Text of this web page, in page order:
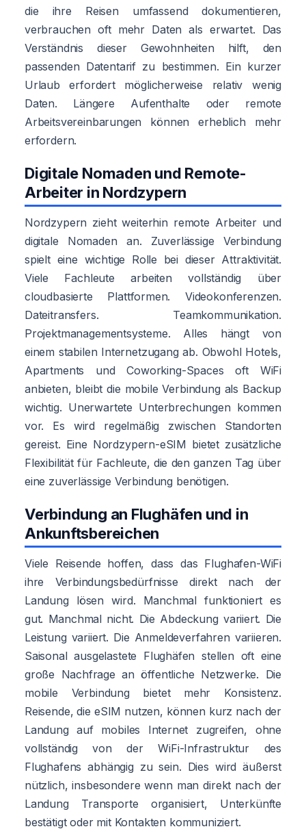
die ihre Reisen umfassend dokumentieren,
verbrauchen oft mehr Daten als erwartet. Das
Verständnis dieser Gewohnheiten hilft, den
passenden Datentarif zu bestimmen. Ein kurzer
Urlaub erfordert möglicherweise relativ wenig
Daten. Längere Aufenthalte oder remote
Arbeitsvereinbarungen können erheblich mehr
erfordern.
Digitale Nomaden und Remote-
Arbeiter in Nordzypern
Nordzypern zieht weiterhin remote Arbeiter und
digitale Nomaden an. Zuverlässige Verbindung
spielt eine wichtige Rolle bei dieser Attraktivität.
Viele Fachleute arbeiten vollständig über
cloudbasierte Plattformen. Videokonferenzen.
Dateitransfers. Teamkommunikation.
Projektmanagementsysteme. Alles hängt von
einem stabilen Internetzugang ab. Obwohl Hotels,
Apartments und Coworking-Spaces oft WiFi
anbieten, bleibt die mobile Verbindung als Backup
wichtig. Unerwartete Unterbrechungen kommen
vor. Es wird regelmäßig zwischen Standorten
gereist. Eine Nordzypern-eSIM bietet zusätzliche
Flexibilität für Fachleute, die den ganzen Tag über
eine zuverlässige Verbindung benötigen.
Verbindung an Flughäfen und in
Ankunftsbereichen
Viele Reisende hoffen, dass das Flughafen-WiFi
ihre Verbindungsbedürfnisse direkt nach der
Landung lösen wird. Manchmal funktioniert es
gut. Manchmal nicht. Die Abdeckung variiert. Die
Leistung variiert. Die Anmeldeverfahren variieren.
Saisonal ausgelastete Flughäfen stellen oft eine
große Nachfrage an öffentliche Netzwerke. Die
mobile Verbindung bietet mehr Konsistenz.
Reisende, die eSIM nutzen, können kurz nach der
Landung auf mobiles Internet zugreifen, ohne
vollständig von der WiFi-Infrastruktur des
Flughafens abhängig zu sein. Dies wird äußerst
nützlich, insbesondere wenn man direkt nach der
Landung Transporte organisiert, Unterkünfte
bestätigt oder mit Kontakten kommuniziert.